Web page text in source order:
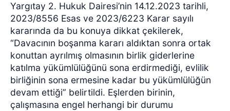
Yargıtay 2. Hukuk Dairesi’nin 14.12.2023 tarihli,
2023/8556 Esas ve 2023/6223 Karar sayılı
kararında da bu konuya dikkat çekilerek,
“Davacının boşanma kararı aldıktan sonra ortak
konuttan ayrılmış olmasının birlik giderlerine
katılma yükümlülüğünü sona erdirmediği, evlilik
birliğinin sona ermesine kadar bu yükümlülüğün
devam ettiği” belirtildi. Eşlerden birinin,
çalışmasına engel herhangi bir durumu